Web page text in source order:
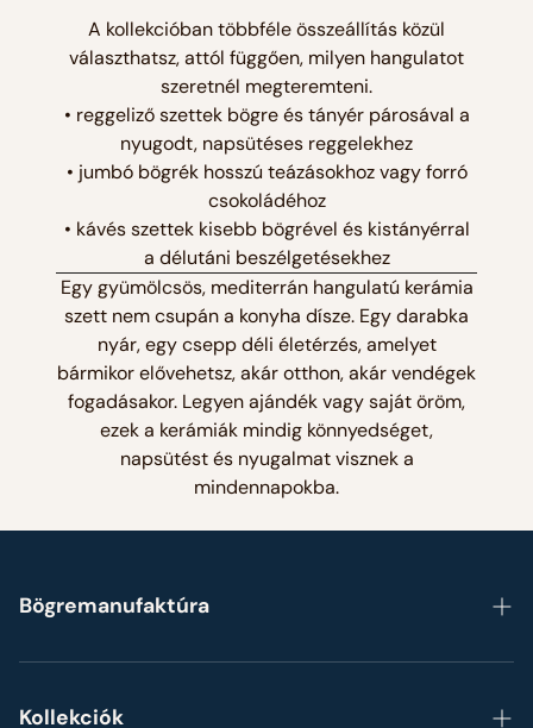
A kollekcióban többféle összeállítás közül
választhatsz, attól függően, milyen hangulatot
szeretnél megteremteni.
• reggeliző szettek bögre és tányér párosával a
nyugodt, napsütéses reggelekhez
• jumbó bögrék hosszú teázásokhoz vagy forró
csokoládéhoz
• kávés szettek kisebb bögrével és kistányérral
a délutáni beszélgetésekhez
Egy gyümölcsös, mediterrán hangulatú kerámia
szett nem csupán a konyha dísze. Egy darabka
nyár, egy csepp déli életérzés, amelyet
bármikor elővehetsz, akár otthon, akár vendégek
fogadásakor. Legyen ajándék vagy saját öröm,
ezek a kerámiák mindig könnyedséget,
napsütést és nyugalmat visznek a
mindennapokba.
Bögremanufaktúra
Főoldal
Rólunk
Kollekciók